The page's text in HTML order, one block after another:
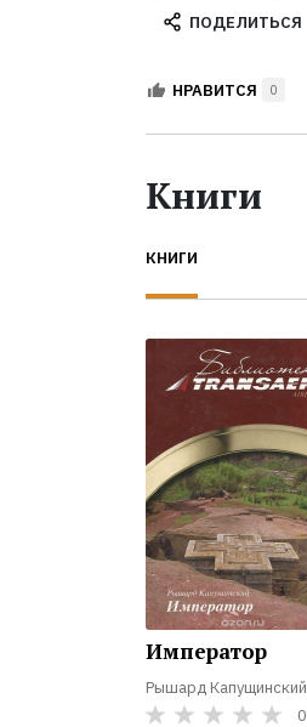
ПОДЕЛИТЬСЯ
НРАВИТСЯ 0
Книги
КНИГИ
Император
Рышард Капущинский
0